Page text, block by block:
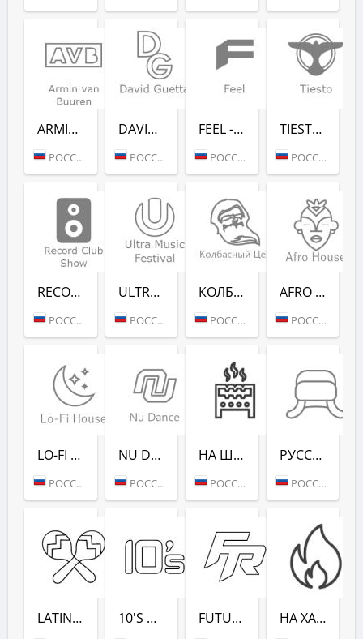
ARMIN VAN BUUREN - RADIO RECORD
РОССИЯ (МОСКВА)
DAVID GUETTA - RADIO RECORD
РОССИЯ (МОСКВА)
FEEL - RADIO RECORD
РОССИЯ (МОСКВА)
TIESTO - RADIO RECORD
РОССИЯ (МОСКВА)
RECORD CLUB SHOW - RADIO RECORD
РОССИЯ (МОСКВА)
ULTRA MUSIC FESTIVAL - РАДИО РЕКОРД
РОССИЯ (МОСКВА)
КОЛБАСНЫЙ ЦЕХ (РАДИО РЕКОРД)
РОССИЯ (МОСКВА)
AFRO HOUSE (РАДИО РЕКОРД)
РОССИЯ (МОСКВА)
LO-FI HOUSE (РАДИО РЕКОРД)
РОССИЯ (МОСКВА)
NU DANCE (РАДИО РЕКОРД)
РОССИЯ (МОСКВА)
НА ШАШЛЫКИ (РАДИО РЕКОРД)
РОССИЯ (САНКТ-ПЕТЕРБУРГ)
РУССКАЯ ЗИМА (РАДИО РЕКОРД)
РОССИЯ (МОСКВА)
LATINA DANCE (РАДИО РЕКОРД) 10'S DANCE (РАДИО РЕКОРД) FUTURE RAVE (РАДИО РЕКОРД) НА ХАЙПЕ (РАДИО РЕКОРД)